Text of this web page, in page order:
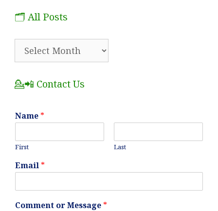
🗂️ All Posts
💁📲 Contact Us
Name *
First Last
Email *
Comment or Message *